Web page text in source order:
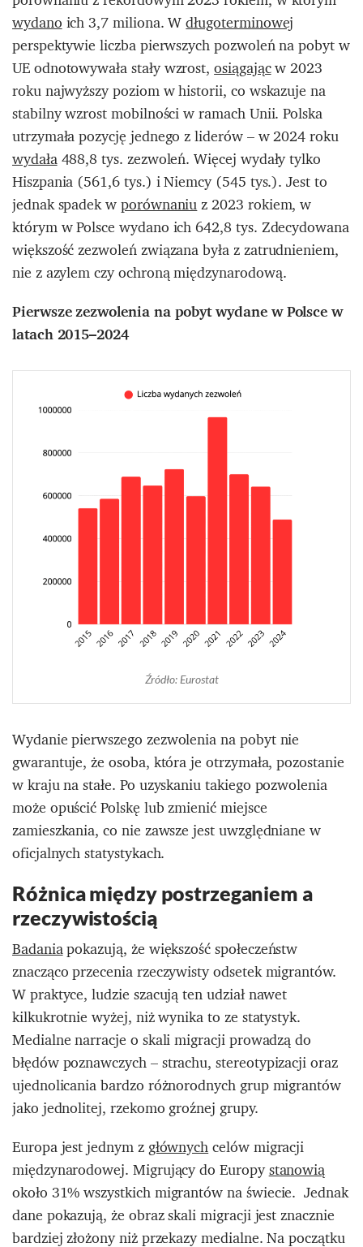
wydanoich 3,7 miliona. Wdługoterminowej
perspektywie liczba pierwszych pozwoleń na pobyt w
UE odnotowywała stały wzrost,osiągającw 2023
roku najwyższy poziom w historii, co wskazuje na
stabilny wzrost mobilności w ramach Unii. Polska
utrzymała pozycję jednego z liderów – w 2024 roku
wydała488,8 tys. zezwoleń. Więcej wydały tylko
Hiszpania (561,6 tys.) i Niemcy (545 tys.). Jest to
jednak spadek wporównaniuz 2023 rokiem, w
którym w Polsce wydano ich 642,8 tys. Zdecydowana
większość zezwoleń związana była z zatrudnieniem,
nie z azylem czy ochroną międzynarodową.​
Pierwsze zezwolenia na pobyt wydane w Polsce w
latach 2015–2024
Źródło: Eurostat
Wydanie pierwszego zezwolenia na pobyt nie
gwarantuje, że osoba, która je otrzymała, pozostanie
w kraju na stałe. Po uzyskaniu takiego pozwolenia
może opuścić Polskę lub zmienić miejsce
zamieszkania, co nie zawsze jest uwzględniane w
oficjalnych statystykach.
Różnica między postrzeganiem a
rzeczywistością
Badaniapokazują, że większość społeczeństw
znacząco przecenia rzeczywisty odsetek migrantów.
W praktyce, ludzie szacują ten udział nawet
kilkukrotnie wyżej, niż wynika to ze statystyk.​
Medialne narracje o skali migracji prowadzą do
błędów poznawczych – strachu, stereotypizacji oraz
ujednolicania bardzo różnorodnych grup migrantów
jako jednolitej, rzekomo groźnej grupy.
Europa jest jednym zgłównychcelów migracji
międzynarodowej. Migrujący do Europystanowią
około 31% wszystkich migrantów na świecie. Jednak
dane pokazują, że obraz skali migracji jest znacznie
bardziej złożony niż przekazy medialne. Na początku